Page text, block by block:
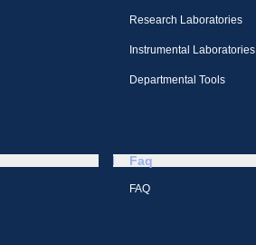
Research Laboratories
Instrumental Laboratories
Departmental Tools
Faq
FAQ